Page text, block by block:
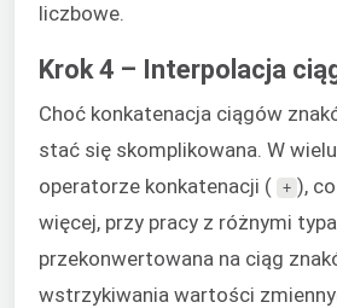
liczbowe.
Krok 4 – Interpolacja
Choć konkatenacja ciągów
stać się skomplikowana. W
operatorze konkatenacji (
+ ),
więcej, przy pracy z różnymi
przekonwertowana na ciąg
wstrzykiwania wartości